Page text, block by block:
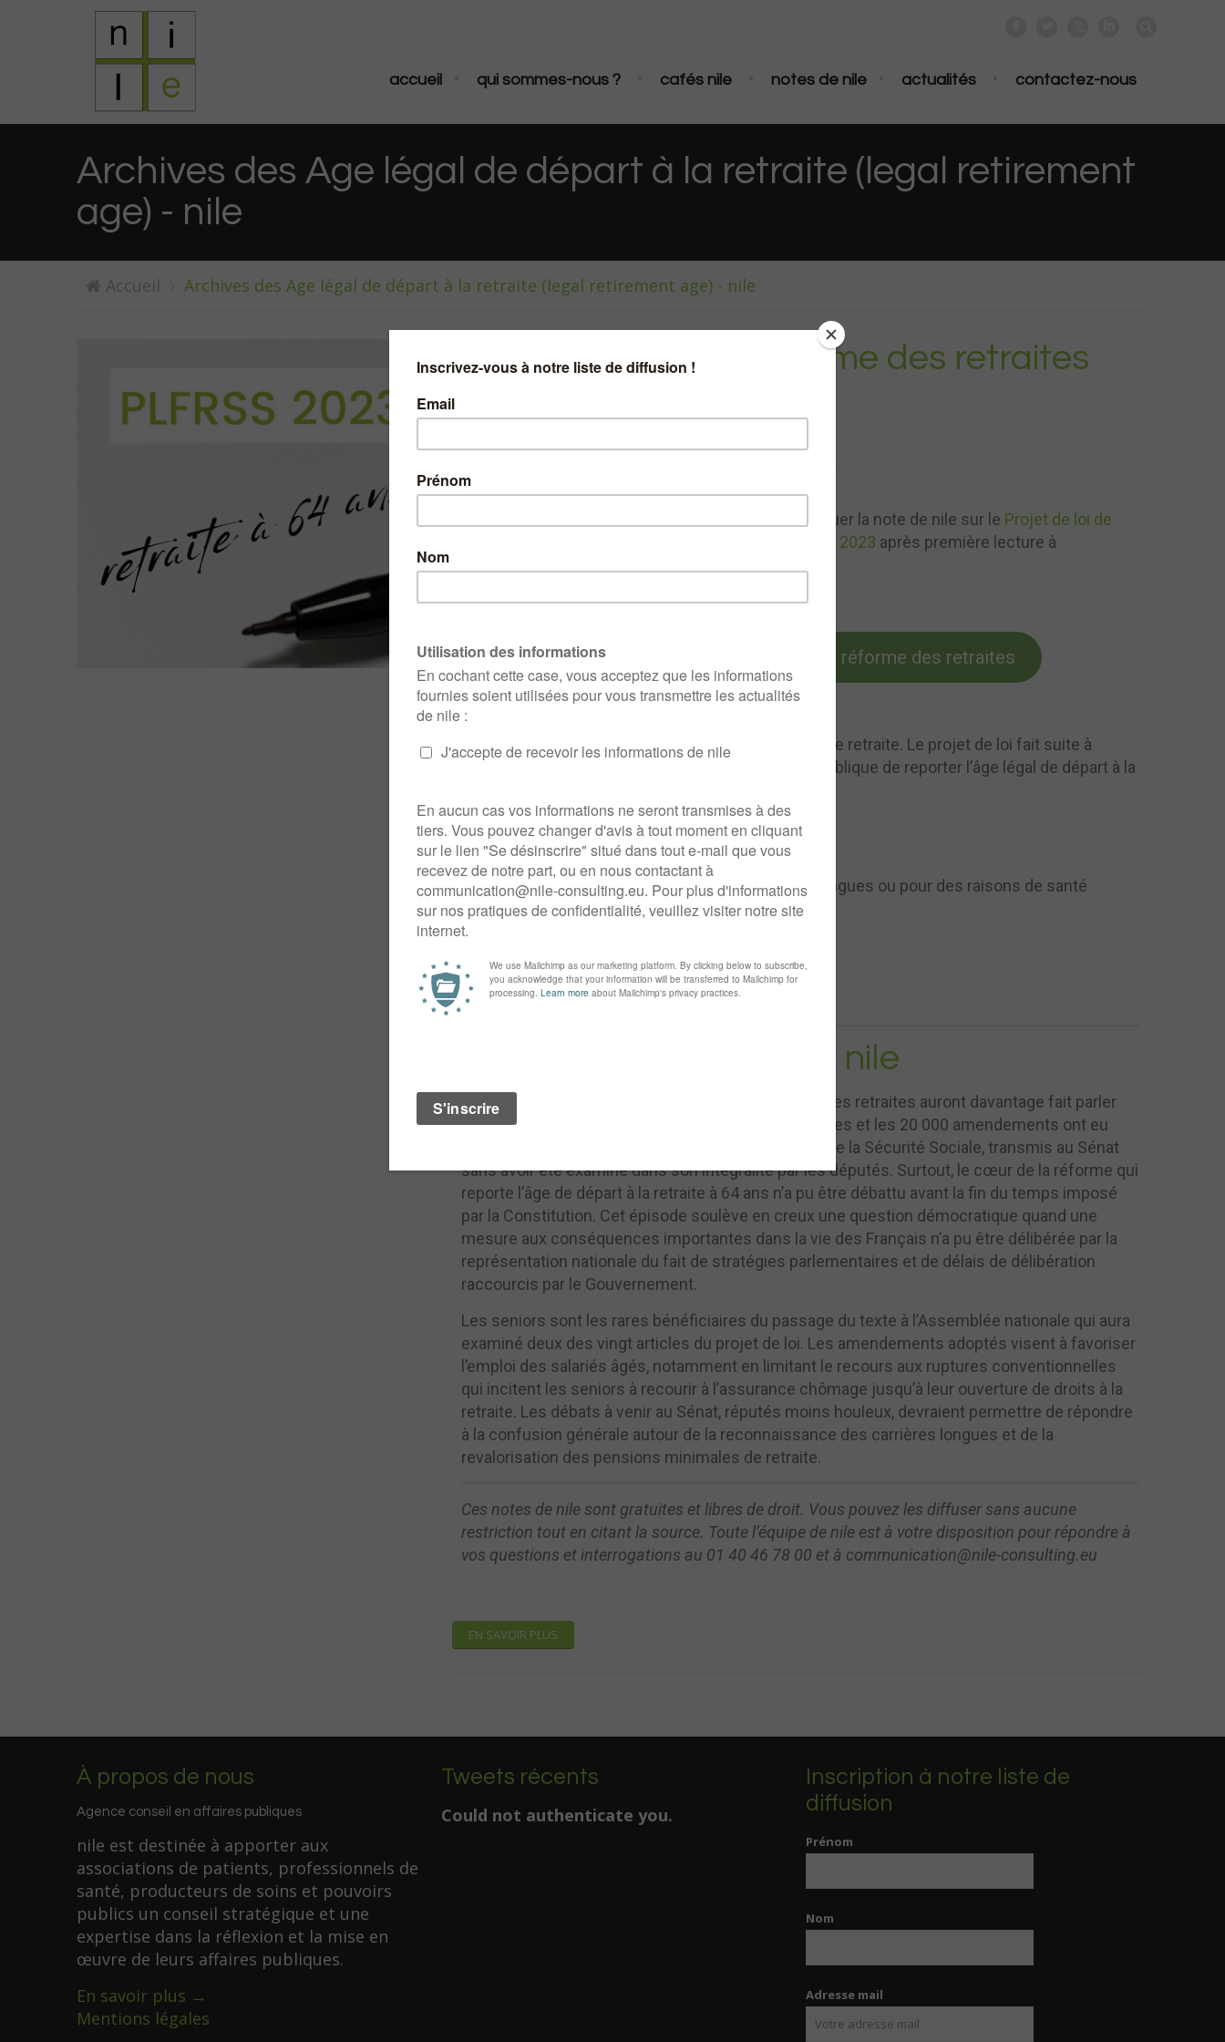
accueil qui sommes-nous ? cafés nile notes de nile actualités contactez-nous
Archives des Age légal de départ à la retraite (legal retirement
age) - nile
Accueil Archives des Age légal de départ à la retraite (legal retirement age) - nile
Note de nile sur la réforme des retraites
(PLFRSS)
21 février 2023 |
a le plaisir de vous communiquer la note de nile sur le Projet de loi de
financement rectificative de la sécurité sociale pour 2023 après première lecture à
Consultez la note de nile sur la réforme des retraites
Le PLRFSS a pour objectif de réformer le système de retraite. Le projet de loi fait suite à
l’engagement de campagne du Président de la République de reporter l’âge légal de départ à la
Les principales mesures visent à :
■ R
eporter l’âge de départ à la retraite de 62 à 64 ans
■ Permettre un départ anticipé pour les carrières longues ou pour des raisons de santé
■Prévenir l’usure professionnelle
■
■ F
avoriser l’emploi des seniors.
L’avis de nile
Les débats à l’Assemblée nationale sur la réforme des retraites auront davantage fait parler
par leur forme que pour leur fond. Les passes d’armes et les 20 000 amendements ont eu
raison du projet de loi de financement rectificative de la Sécurité Sociale, transmis au Sénat
sans avoir été examiné dans son intégralité par les députés. Surtout, le cœur de la réforme qui
reporte l’âge de départ à la retraite à 64 ans n’a pu être débattu avant la fin du temps imposé
par la Constitution. Cet épisode soulève en creux une question démocratique quand une
mesure aux conséquences importantes dans la vie des Français n’a pu être délibérée par la
représentation nationale du fait de stratégies parlementaires et de délais de délibération
raccourcis par le Gouvernement.
Les seniors sont les rares bénéficiaires du passage du texte à l’Assemblée nationale qui aura
examiné deux des vingt articles du projet de loi. Les amendements adoptés visent à favoriser
l’emploi des salariés âgés, notamment en limitant le recours aux ruptures conventionnelles
qui incitent les seniors à recourir à l’assurance chômage jusqu’à leur ouverture de droits à la
retraite. Les débats à venir au Sénat, réputés moins houleux, devraient permettre de répondre
à la confusion générale autour de la reconnaissance des carrières longues et de la
revalorisation des pensions minimales de retraite.
Ces notes de nile sont gratuites et libres de droit. Vous pouvez les diffuser sans aucune
restriction tout en citant la source. Toute l’équipe de nile est à votre disposition pour répondre à
vos questions et interrogations au 01 40 46 78 00 et à communication@nile-consulting.eu
EN SAVOIR PLUS
À propos de nous
Agence conseil en affaires publiques
nile est destinée à apporter aux
associations de patients, professionnels de
santé, producteurs de soins et pouvoirs
publics un conseil stratégique et une
expertise dans la réflexion et la mise en
œuvre de leurs affaires publiques.
En savoir plus →
Mentions légales
Tweets récents
Could not authenticate you.
Inscription à notre liste de
diffusion
Prénom
Nom
Adresse mail